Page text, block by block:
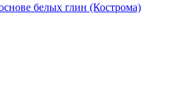
белых глин (Кострома)